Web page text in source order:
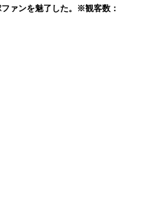
ァンを魅了した。※観客数：